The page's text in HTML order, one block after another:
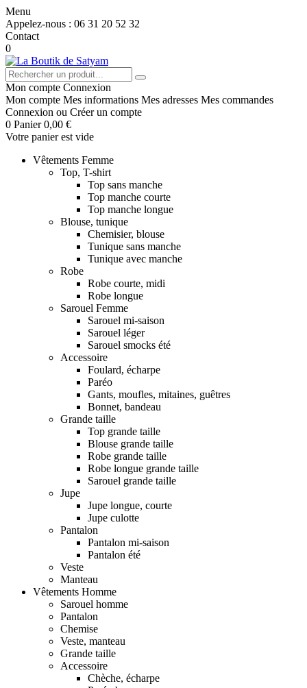
Menu
Appelez-nous : 06 31 20 52 32
Contact
0
Mon compte Connexion
Mon compte Mes informations Mes adresses Mes commandes
Connexion ou Créer un compte
0 Panier 0,00 €
Votre panier est vide
Vêtements Femme
Top, T-shirt
Top sans manche
Top manche courte
Top manche longue
Blouse, tunique
Chemisier, blouse
Tunique sans manche
Tunique avec manche
Robe
Robe courte, midi
Robe longue
Sarouel Femme
Sarouel mi-saison
Sarouel léger
Sarouel smocks été
Accessoire
Foulard, écharpe
Paréo
Gants, moufles, mitaines, guêtres
Bonnet, bandeau
Grande taille
Top grande taille
Blouse grande taille
Robe grande taille
Robe longue grande taille
Sarouel grande taille
Jupe
Jupe longue, courte
Jupe culotte
Pantalon
Pantalon mi-saison
Pantalon été
Veste
Manteau
Vêtements Homme
Sarouel homme
Pantalon
Chemise
Veste, manteau
Grande taille
Accessoire
Chèche, écharpe